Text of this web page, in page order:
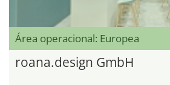
Área operacional: Europea
roana.design GmbH